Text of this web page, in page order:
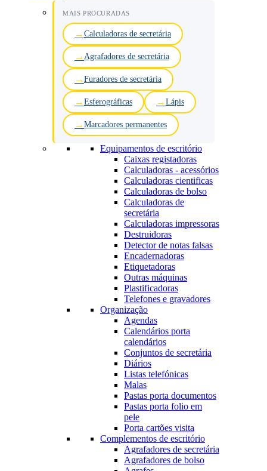
MAIS PROCURADAS
Calculadoras de secretária
Agrafadores de secretária
Furadores de secretária
Esferográficas Lápis
Marcadores permanentes
Equipamentos de escritório
Caixas registadoras
Calculadoras - acessórios
Calculadoras cientificas
Calculadoras de bolso
Calculadoras de
secretária
Calculadoras impressoras
Destruidoras
Detector de notas falsas
Encadernadoras
Etiquetadoras
Outras máquinas
Plastificadoras
Telefones e gravadores
Organização
Agendas
Calendários porta
calendários
Conjuntos de secretária
Diários
Listas telefónicas
Malas
Pastas porta documentos
Pastas porta folio em
pele
Porta cartões visita
Complementos de escritório
Agrafadores de secretária
Agrafadores de bolso